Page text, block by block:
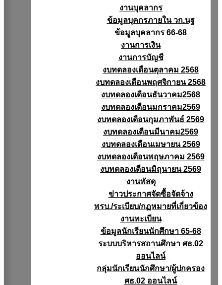
งานบุคลากร
ข้อมูลบุคกรภายใน วก.นฐ
ข้อมูลบุคลากร 66-68
งานการเงิน
งานการบัญชี
งบทดลองเดือนตุลาคม 2568
งบทดลองเดือนพฤศจิกายน 2568
งบทดลองเดือนธันวาคม2568
งบทดลองเดือนมกราคม2569
งบทดลองเดือนกุมภาพันธ์ 2569
งบทดลองเดือนมีนาคม2569
งบทดลองเดือนเมษายน 2569
งบทดลองเดือนพฤษภาคม 2569
งบทดลองเดือนมิถุนายน 2569
งานพัสดุ
ข่าวประกาศจัดซื้อจัดจ้าง
พรบ./ระเบียบ/กฏหมายที่เกี่ยวข้อง
งานทะเบียน
ข้อมูลนักเรียนนักศึกษา 65-68
ระบบบริหารสถานศึกษา ศธ.02
ออนไลน์
กลุ่มนักเรียนนักศึกษา/ผู้ปกครอง
ศธ.02 ออนไลน์